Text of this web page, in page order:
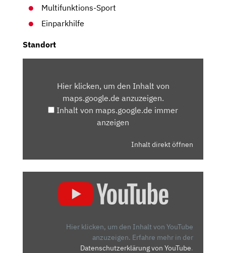
Multifunktions-Sport
Einparkhilfe
Standort
MAPS.GOOGLE.DEHier klicken, um den Inhalt von
maps.google.de anzuzeigen.
Inhalt von maps.google.de immer
anzeigen
Inhalt direkt öffnen
Hier klicken, um den Inhalt von YouTube
anzuzeigen. Erfahre mehr in der
Datenschutzerklärung von YouTube.